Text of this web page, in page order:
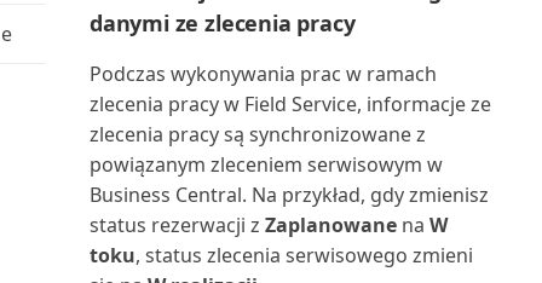
Praca z okresami zapasów
Praca z przeglądami
finansowymi w programie Exc...
Praca z przychodami cyklicznymi
Praca z raportowaniem Intrastat
Praca z wymiarami w celu
dla Business C...
Wprowadzanie zewnętrznych
numerów dokumentów
Wybór raportów w Business
Central
Wymiana danych
raportów za pomoc...
Uruchamianie i drukowanie
raportów w Business C...
Uruchamianie zadań
wsadowych i XMLportów
Ustawianie układu raportu
Nabywca: uproszczone
wiekowanie podsumowania (...
Nabywca: lista 10 najlepszych
(raport)
Nabywca: lista sprzedaży
(raport)
danymi ze zlecenia pracy
Podczas wykonywania prac w ramach
zlecenia pracy w Field Service, informacje ze
zlecenia pracy są synchronizowane z
powiązanym zleceniem serwisowym w
Business Central. Na przykład, gdy zmienisz
status rezerwacji z Zaplanowanena W
toku, status zlecenia serwisowego zmieni